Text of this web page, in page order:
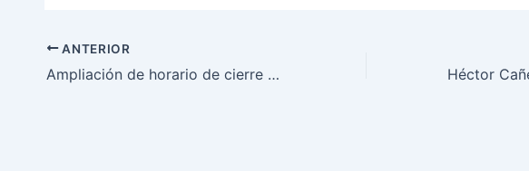
ANTERIOR
Ampliación de horario de cierre en A Coruña